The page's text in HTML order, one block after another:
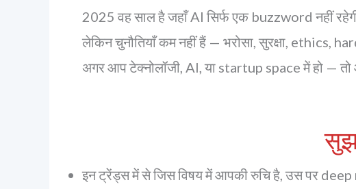
2025 वह साल है जहाँ AI सिर्फ एक buzzword नहीं
लेकिन चुनौतियाँ कम नहीं हैं — भरोसा, सुरक्षा, ethics,
अगर आप टेक्नोलॉजी, AI, या startup space में हो — तो
इन ट्रेंड्स में से जिस विषय में आपकी रुचि है, उस पर